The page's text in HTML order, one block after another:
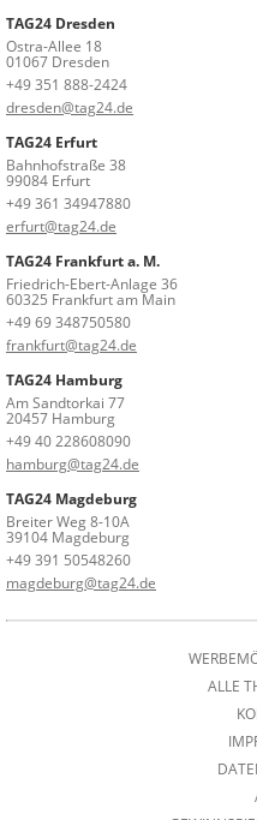
TAG24 Dresden
Ostra-Allee 18
01067 Dresden
+49 351 888-2424
dresden@tag24.de
TAG24 Erfurt
Bahnhofstraße 38
99084 Erfurt
+49 361 34947880
erfurt@tag24.de
TAG24 Frankfurt a. M.
Friedrich-Ebert-Anlage 36
60325 Frankfurt am Main
+49 69 348750580
frankfurt@tag24.de
TAG24 Hamburg
Am Sandtorkai 77
20457 Hamburg
+49 40 228608090
hamburg@tag24.de
TAG24 Magdeburg
Breiter Weg 8-10A
39104 Magdeburg
+49 391 50548260
magdeburg@tag24.de
ALLE